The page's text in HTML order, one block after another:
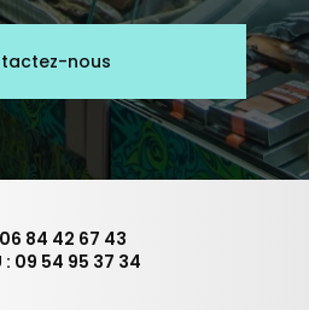
nous
84 42 67 43
: 09 54 95 37 34